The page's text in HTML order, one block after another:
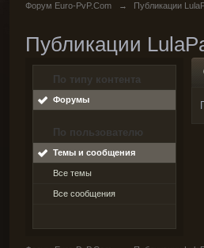
Форум Euro-PvP.Com → Публикации
Публикации
По типу контента
Форумы
По пользователю
Темы и сообщения
Все темы
Все сообщения